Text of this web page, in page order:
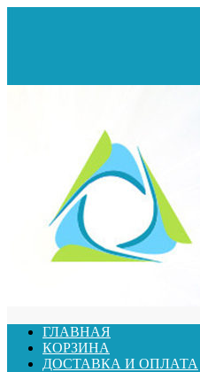
ГЛАВНАЯ
КОРЗИНА
ДОСТАВКА И ОПЛАТА